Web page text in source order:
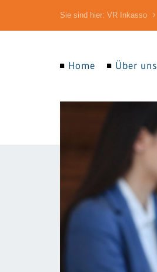
Sie sind hier: VR Inkasso
Home Über uns